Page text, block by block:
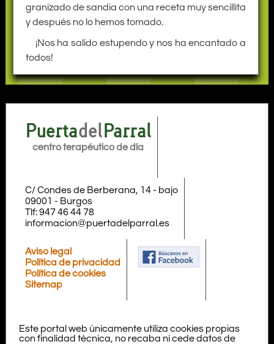
granizado de sandia con una receta muy sencillita
y después no lo hemos tomado.
¡Nos ha salido estupendo y nos ha encantado a
todos!
Puertadel Parral
centro terapéutico de día
C/ Condes de Berberana, 14 - bajo
09001 - Burgos
Tlf:947 46 44 78
informacion@puertadelparral.es
Aviso legal
Política de privacidad
Política de cookies
Sitemap
Este portal web únicamente utiliza cookies propias
con finalidad técnica, no recaba ni cede datos de